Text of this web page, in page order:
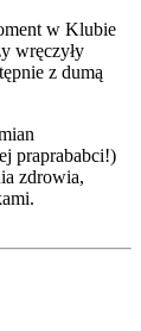
w Klubie
wręczyły
z dumą
praprababci!)
zdrowia,